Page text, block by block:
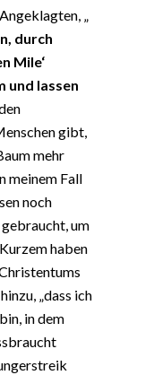
„
durch
Mile‘
und lassen
gibt,
mehr
meinem Fall
noch
gebraucht, um
haben
„dass ich
in dem